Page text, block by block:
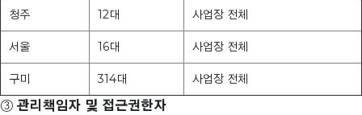
청주 12대 사업장 전체
서울 16대 사업장 전체
구미 314대 사업장 전체
③ 관리책임자 및 접근권한자